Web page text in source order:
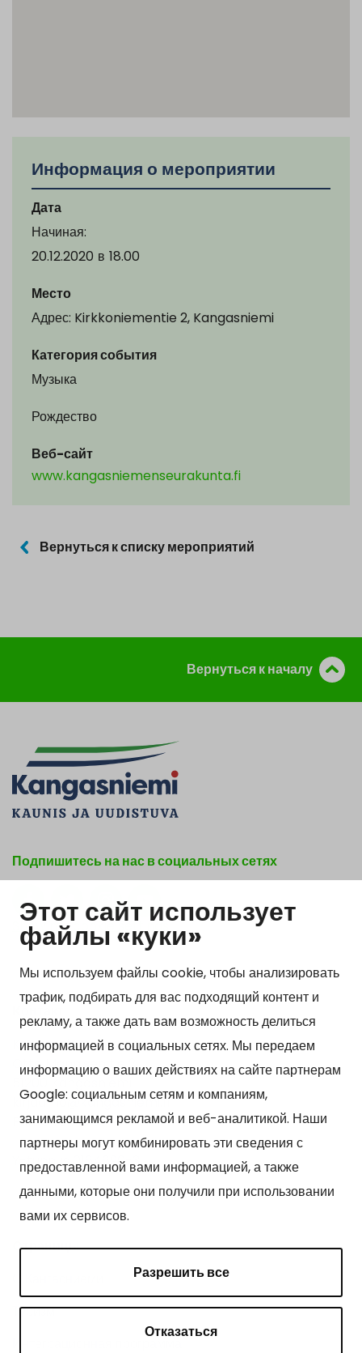
Этот сайт использует
файлы «куки»
Мы используем файлы cookie, чтобы анализировать
трафик, подбирать для вас подходящий контент и
рекламу, а также дать вам возможность делиться
информацией в социальных сетях. Мы передаем
информацию о ваших действиях на сайте партнерам
Google: социальным сетям и компаниям,
занимающимся рекламой и веб-аналитикой. Наши
партнеры могут комбинировать эти сведения с
предоставленной вами информацией, а также
данными, которые они получили при использовании
вами их сервисов.
Разрешить все
Отказаться
Информация о мероприятии
Дата
Начиная:
20.12.2020 в 18.00
Место
Адрес: Kirkkoniementie 2, Kangasniemi
Категория события
Музыка
Рождество
Веб-сайт
www.kangasniemenseurakunta.fi
Вернуться к списку мероприятий
Вернуться к началу
Подпишитесь на нас в социальных сетях
Show my cookie settings
Kangasniemen kunta
Otto Mannisen tie 2
51200 Kangasniemi
kirjaamo@kangasniemi.fi
Puh. 040 719 9370
Y-tunnus 0164690-3
Cтраницы
Туризм